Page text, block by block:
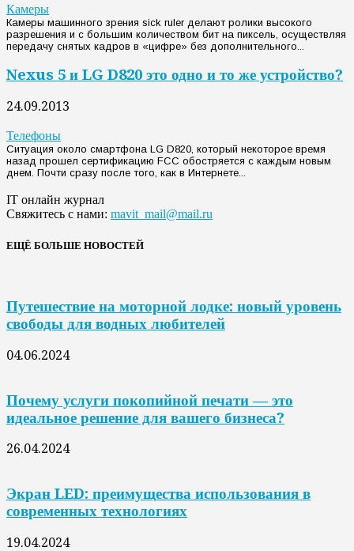
Камеры
Камеры машинного зрения sick ruler делают ролики высокого
разрешения и с большим количеством бит на пиксель, осуществляя
передачу снятых кадров в «цифре» без дополнительного...
Nexus 5 и LG D820 это одно и то же устройство?
24.09.2013
Телефоны
Ситуация около смартфона LG D820, который некоторое время
назад прошел сертификацию FCC обостряется с каждым новым
днем. Почти сразу после того, как в Интернете...
IT онлайн журнал
Свяжитесь с нами: mavit_mail@mail.ru
ЕЩЁ БОЛЬШЕ НОВОСТЕЙ
Путешествие на моторной лодке: новый уровень
свободы для водных любителей
04.06.2024
Почему услуги покопийной печати — это
идеальное решение для вашего бизнеса?
26.04.2024
Экран LED: преимущества использования в
современных технологиях
19.04.2024